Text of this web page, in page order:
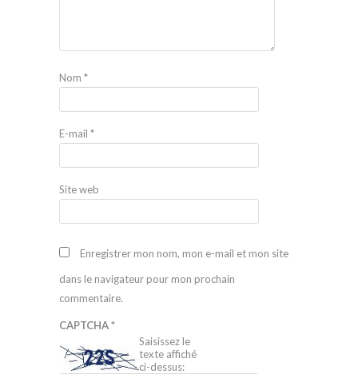
Nom *
E-mail *
Site web
Enregistrer mon nom, mon e-mail et mon site
dans le navigateur pour mon prochain
commentaire.
CAPTCHA*
Saisissez le
texte affiché
ci-dessus: